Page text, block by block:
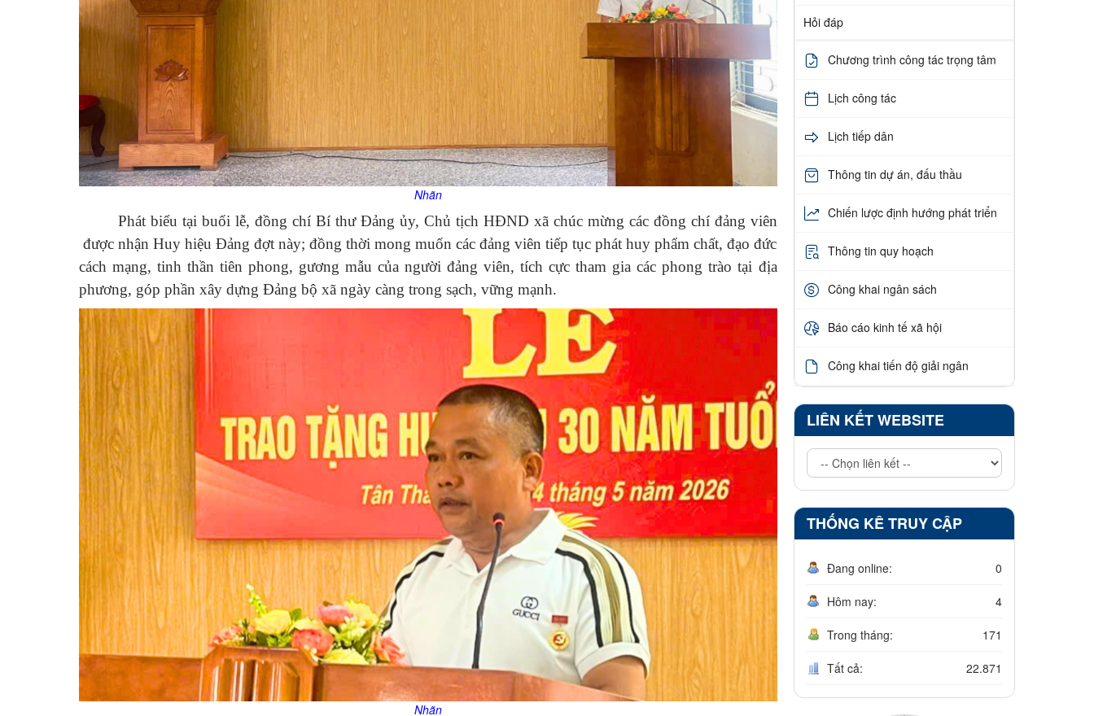
Nhãn
Phát biểu tại buổi lễ, đồng chí Bí thư Đảng ủy, Chủ tịch HĐND xã chúc mừng các đồng chí đảng viên
được nhận Huy hiệu Đảng đợt này; đồng thời mong muốn các đảng viên tiếp tục phát huy phẩm chất, đạo đức
cách mạng, tinh thần tiên phong, gương mẫu của người đảng viên, tích cực tham gia các phong trào tại địa
phương, góp phần xây dựng Đảng bộ xã ngày càng trong sạch, vững mạnh.
Nhãn
Hỏi đáp
Chương trình công tác trọng tâm
Lịch công tác
Lịch tiếp dân
Thông tin dự án, đấu thầu
Chiến lược định hướng phát triển
Thông tin quy hoạch
Công khai ngân sách
Báo cáo kinh tế xã hội
Công khai tiến độ giải ngân
LIÊN KẾT WEBSITE
THỐNG KÊ TRUY CẬP
Đang online: 0
Hôm nay: 4
Trong tháng: 171
Tất cả: 22.871